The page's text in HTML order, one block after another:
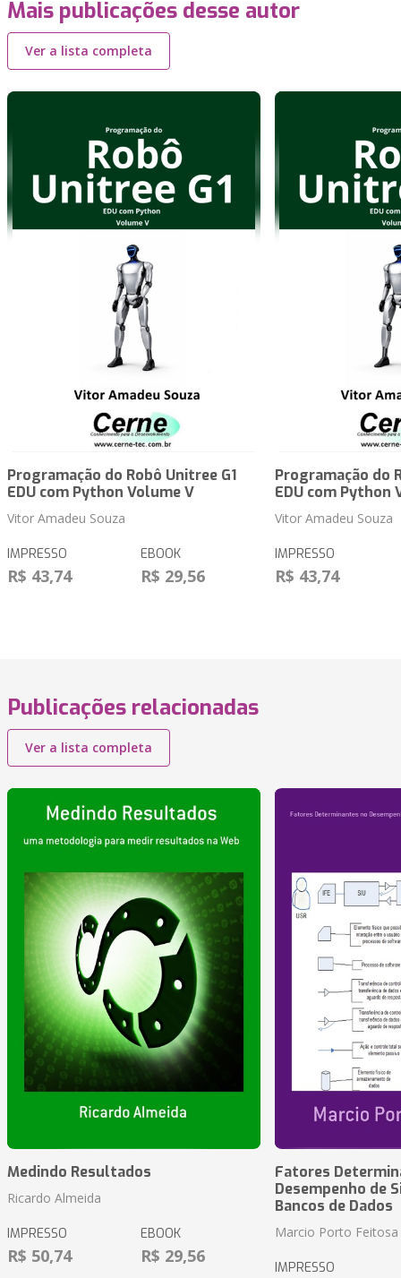
Mais publicações desse autor
Ver a lista completa
Programação do Robô Unitree G1
EDU com Python Volume V
Vitor Amadeu Souza
IMPRESSO
R$ 43,74
EBOOK
R$ 29,56
Programação do
EDU com Python
Vitor Amadeu Souza
IMPRESSO
R$ 43,74
Publicações relacionadas
Ver a lista completa
Medindo Resultados
Ricardo Almeida
IMPRESSO
R$ 50,74
EBOOK
R$ 29,56
Fatores
Desempenho de
Bancos de Dados
Marcio Porto Feitosa
IMPRESSO